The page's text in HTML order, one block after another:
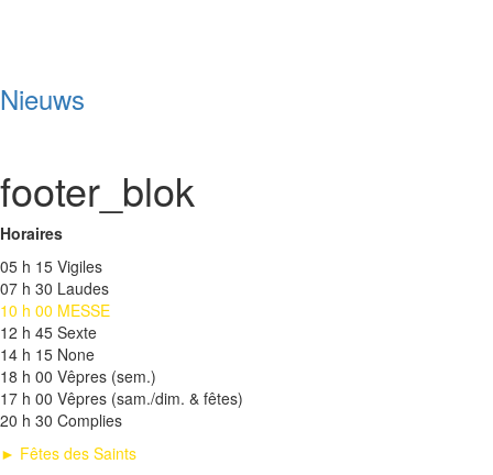
Nieuws
footer_blok
Horaires
05 h 15 Vigiles
07 h 30 Laudes
10 h 00 MESSE
12 h 45 Sexte
14 h 15 None
18 h 00 Vêpres (sem.)
17 h 00 Vêpres (sam./dim. & fêtes)
20 h 30 Complies
► Fêtes des Saints